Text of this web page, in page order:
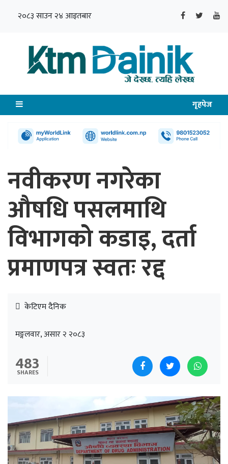
२०८३ साउन २४ आइतबार
गृहपेज
नवीकरण नगरेका
औषधि पसलमाथि
विभागको कडाइ, दर्ता
प्रमाणपत्र स्वतः रद्द
केटिएम दैनिक
मङ्गलवार, असार २ २०८३
483
SHARES